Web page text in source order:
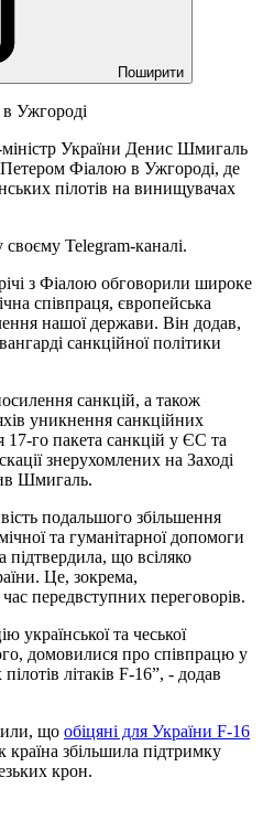
Поширити
Ужгороді
України Денис Шмигаль
Петером Фіалою в Ужгороді, де
пілотів на винищувачах
Telegram-каналі.
з Фіалою обговорили широке
співпраця, європейська
нашої держави. Він додав,
санкційної політики
санкцій, а також
уникнення санкційних
го пакета санкцій у ЄС та
знерухомлених на Заході
Шмигаль.
подальшого збільшення
та гуманітарної допомоги
підтвердила, що всіляко
Це, зокрема,
передвступних переговорів.
української та чеської
домовилися про співпрацю у
літаків F-16”, - додав
що обіцяні для України F-16
країна збільшила підтримку
крон.